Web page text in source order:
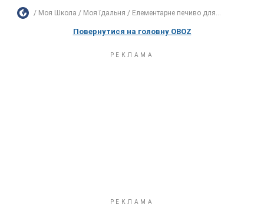
Моя Школа Моя їдальня Елементарне печиво для...
Повернутися на головну OBOZ